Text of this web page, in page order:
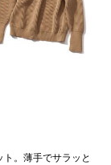
。薄手でサラッと